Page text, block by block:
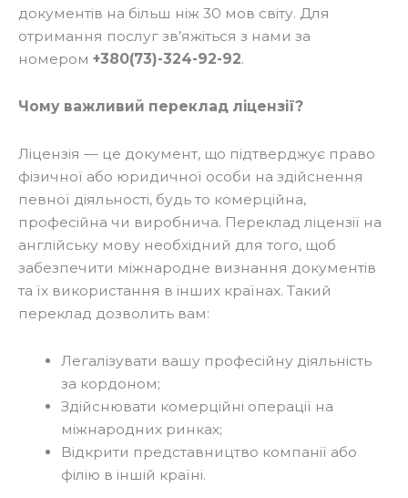
документів на більш ніж 30 мов світу. Для
отримання послуг зв’яжіться з нами за
номером +380(73)-324-92-92.
Чому важливий переклад ліцензії?
Ліцензія — це документ, що підтверджує право
фізичної або юридичної особи на здійснення
певної діяльності, будь то комерційна,
професійна чи виробнича. Переклад ліцензії на
англійську мову необхідний для того, щоб
забезпечити міжнародне визнання документів
та їх використання в інших країнах. Такий
переклад дозволить вам:
Легалізувати вашу професійну діяльність
за кордоном;
Здійснювати комерційні операції на
міжнародних ринках;
Відкрити представництво компанії або
філію в іншій країні.